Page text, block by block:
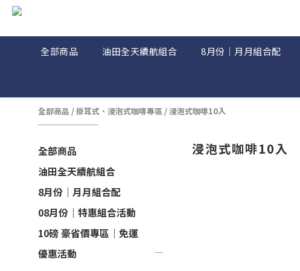
全部商品 油田全天續航組合 8月份｜月月組合配
全部商品 /掛耳式、浸泡式咖啡專區 /浸泡式咖啡10入
全部商品
油田全天續航組合
8月份｜月月組合配
08月份｜特惠組合活動
10磅 豪省價專區｜免運
優惠活動
浸泡式咖啡10入